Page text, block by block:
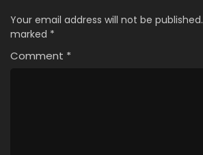
Your email address will not be published.
marked *
Comment *